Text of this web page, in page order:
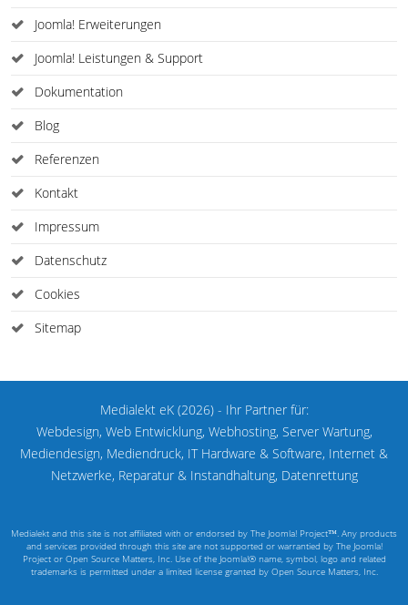
Joomla! Erweiterungen
Joomla! Leistungen & Support
Dokumentation
Blog
Referenzen
Kontakt
Impressum
Datenschutz
Cookies
Sitemap
Medialekt eK (2026) - Ihr Partner für:
Webdesign, Web Entwicklung, Webhosting, Server Wartung,
Mediendesign, Mediendruck, IT Hardware & Software, Internet &
Netzwerke, Reparatur & Instandhaltung, Datenrettung
Medialekt and this site is not affiliated with or endorsed by The Joomla! Project™. Any products
and services provided through this site are not supported or warrantied by The Joomla!
Project or Open Source Matters, Inc. Use of the Joomla!® name, symbol, logo and related
trademarks is permitted under a limited license granted by Open Source Matters, Inc.